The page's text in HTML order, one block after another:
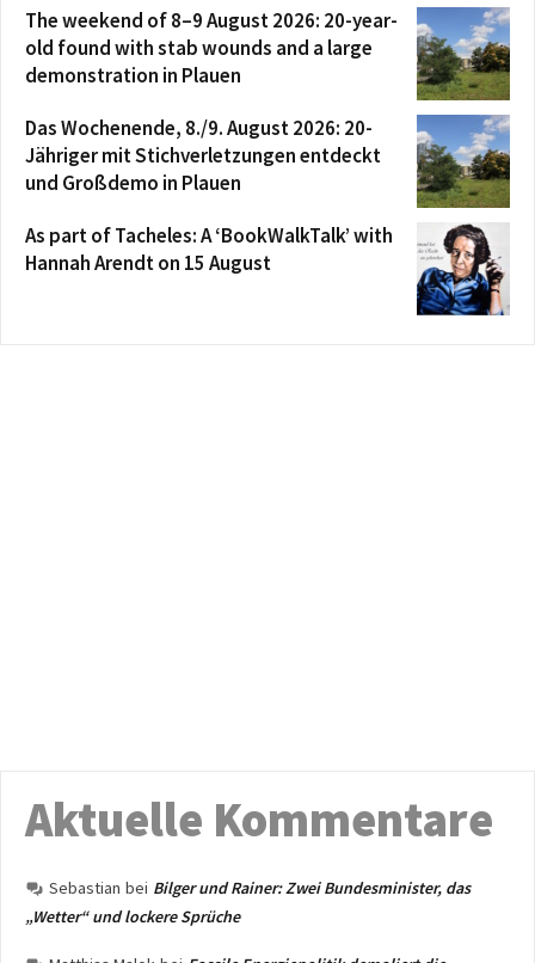
The weekend of 8–9 August 2026: 20-year-
old found with stab wounds and a large
demonstration in Plauen
Das Wochenende, 8./9. August 2026: 20-
Jähriger mit Stichverletzungen entdeckt
und Großdemo in Plauen
As part of Tacheles: A ‘BookWalkTalk’ with
Hannah Arendt on 15 August
Aktuelle Kommentare
Sebastian bei Bilger und Rainer: Zwei Bundesminister, das
„Wetter“ und lockere Sprüche